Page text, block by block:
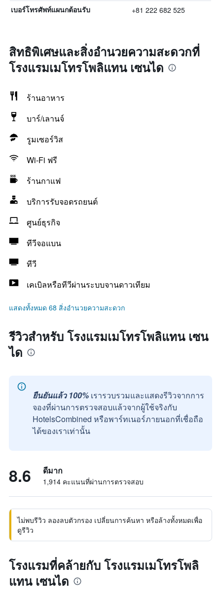
เบอร์โทรศัพท์แผนกต้อนรับ +81 222 682 525
สิทธิพิเศษและสิ่งอำนวยความสะดวกที่
โรงแรมเมโทรโพลิแทน เซนได
ร้านอาหาร
บาร์/เลานจ์
รูมเซอร์วิส
Wi-Fi ฟรี
ร้านกาแฟ
บริการรับจอดรถยนต์
ศูนย์ธุรกิจ
ทีวีจอแบน
ทีวี
เคเบิลหรือทีวีผ่านระบบจานดาวเทียม
แสดงทั้งหมด 68 สิ่งอำนวยความสะดวก
รีวิวสำหรับ โรงแรมเมโทรโพลิแทน เซน
ได
ยืนยันแล้ว 100% เรารวบรวมและแสดงรีวิวจากการ
จองที่ผ่านการตรวจสอบแล้วจากผู้ใช้จริงกับ
HotelsCombined หรือพาร์ทเนอร์ภายนอกที่เชื่อถือ
ได้ของเราเท่านั้น
8.6 ดีมาก
1,914 คะแนนที่ผ่านการตรวจสอบ
ไม่พบรีวิว ลองลบตัวกรอง เปลี่ยนการค้นหา หรือล้างทั้งหมดเพื่อ
ดูรีวิว
โรงแรมที่คล้ายกับ โรงแรมเมโทรโพลิ
แทน เซนได